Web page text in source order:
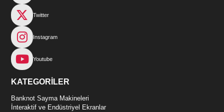
Twitter
Instagram
Youtube
KATEGORİLER
Banknot Sayma Makineleri
İnteraktif ve Endüstriyel Ekranlar